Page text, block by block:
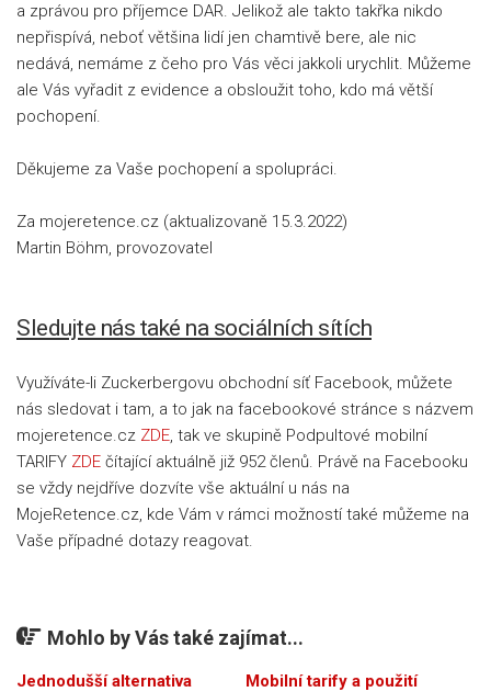
a zprávou pro příjemce DAR. Jelikož ale takto takřka nikdo
nepřispívá, neboť většina lidí jen chamtivě bere, ale nic
nedává, nemáme z čeho pro Vás věci jakkoli urychlit. Můžeme
ale Vás vyřadit z evidence a obsloužit toho, kdo má větší
pochopení.
Děkujeme za Vaše pochopení a spolupráci.
Za mojeretence.cz (aktualizovaně 15.3.2022)
Martin Böhm, provozovatel
Sledujte nás také na sociálních sítích
Využíváte-li Zuckerbergovu obchodní síť Facebook, můžete
nás sledovat i tam, a to jak na facebookové stránce s názvem
mojeretence.cz ZDE, tak ve skupině Podpultové mobilní
TARIFY ZDE čítající aktuálně již 952 členů. Právě na Facebooku
se vždy nejdříve dozvíte vše aktuální u nás na
MojeRetence.cz, kde Vám v rámci možností také můžeme na
Vaše případné dotazy reagovat.
Mohlo by Vás také zajímat...
Jednodušší alternativa Mobilní tarify a použití